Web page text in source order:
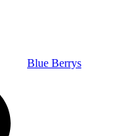
Blue Berrys